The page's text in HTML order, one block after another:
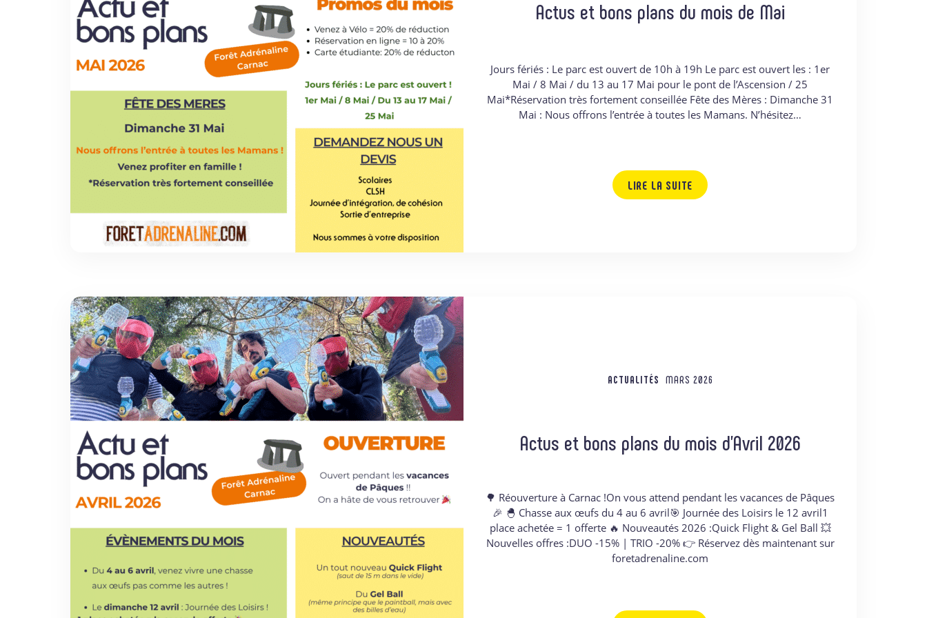
Actus et bons plans du mois de Mai
Jours fériés : Le parc est ouvert de 10h à 19h Le parc est ouvert les : 1er
Mai / 8 Mai / du 13 au 17 Mai pour le pont de l’Ascension / 25
Mai*Réservation très fortement conseillée Fête des Mères : Dimanche 31
Mai : Nous offrons l’entrée à toutes les Mamans. N’hésitez…
LIRE LA SUITE
ACTUALITÉS MARS 2026
Actus et bons plans du mois d’Avril 2026
🌳 Réouverture à Carnac !On vous attend pendant les vacances de Pâques
🎉 🐣 Chasse aux œufs du 4 au 6 avril🎯 Journée des Loisirs le 12 avril1
place achetée = 1 offerte 🔥 Nouveautés 2026 :Quick Flight & Gel Ball 💥
Nouvelles offres :DUO -15% | TRIO -20% 👉 Réservez dès maintenant sur
foretadrenaline.com